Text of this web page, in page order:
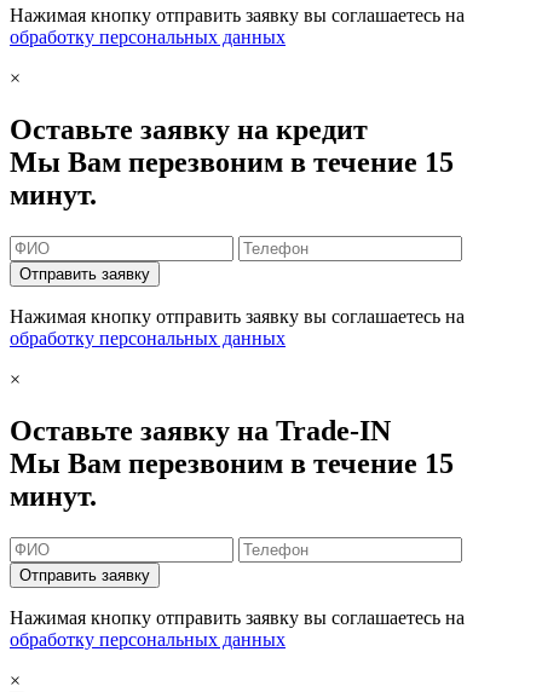
Нажимая кнопку отправить заявку вы соглашаетесь на
обработку персональных данных
×
Оставьте заявку на кредит
Мы Вам перезвоним в течение 15
минут.
Отправить заявку
Нажимая кнопку отправить заявку вы соглашаетесь на
обработку персональных данных
×
Оставьте заявку на Trade-IN
Мы Вам перезвоним в течение 15
минут.
Отправить заявку
Нажимая кнопку отправить заявку вы соглашаетесь на
обработку персональных данных
×